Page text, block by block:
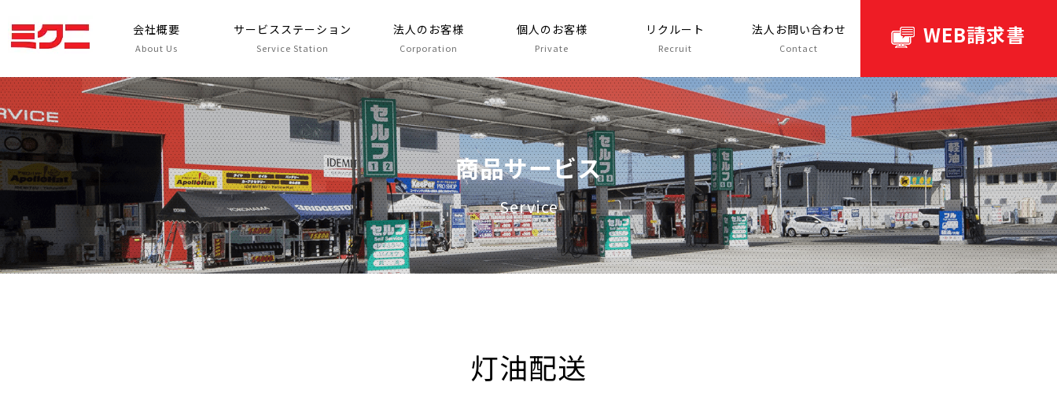
会社概要
About Us
サービスステーション
Service Station
法人のお客様
Corporation
個人のお客様
Private
リクルート
Recruit
法人お問い合わせ
Contact WEB請求書
商品サービス
Service
灯油配送